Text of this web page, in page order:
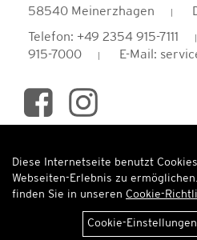
58540 Meinerzhagen
Telefon: +49 2354 915-7111
915-7000
E-Mail:
Diese Internetseite benutzt
Webseiten-Erlebnis zu
finden Sie in unseren Cookie-
Cookie-Einstellungen